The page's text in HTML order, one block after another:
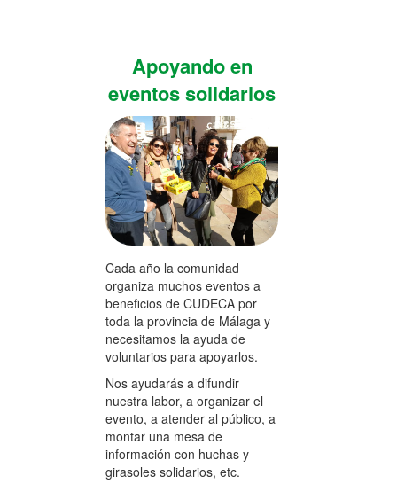
Apoyando en
eventos solidarios
Cada año la comunidad
organiza muchos eventos a
beneficios de CUDECA por
toda la provincia de Málaga y
necesitamos la ayuda de
voluntarios para apoyarlos.
Nos ayudarás a difundir
nuestra labor, a organizar el
evento, a atender al público, a
montar una mesa de
información con huchas y
girasoles solidarios, etc.